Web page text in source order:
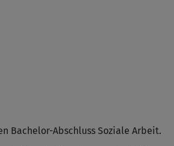
Bachelor-Abschluss Soziale Arbeit.